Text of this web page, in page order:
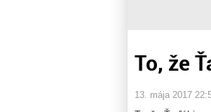
To, že
13. mája 2017